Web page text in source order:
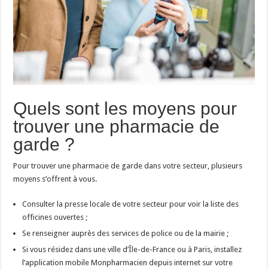
Quels sont les moyens pour
trouver une pharmacie de
garde ?
Pour trouver une pharmacie de garde dans votre secteur, plusieurs
moyens s’offrent à vous.
Consulter la presse locale de votre secteur pour voir la liste des
officines ouvertes ;
Se renseigner auprès des services de police ou de la mairie ;
Si vous résidez dans une ville d’Île-de-France ou à Paris, installez
l’application mobile Monpharmacien depuis internet sur votre